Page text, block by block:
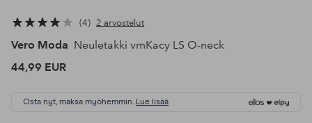
4 2 arvostelut
Vero Moda Neuletakki vmKacy LS O-neck
44,99 EUR
Osta nyt, maksa myöhemmin. Lue lisää